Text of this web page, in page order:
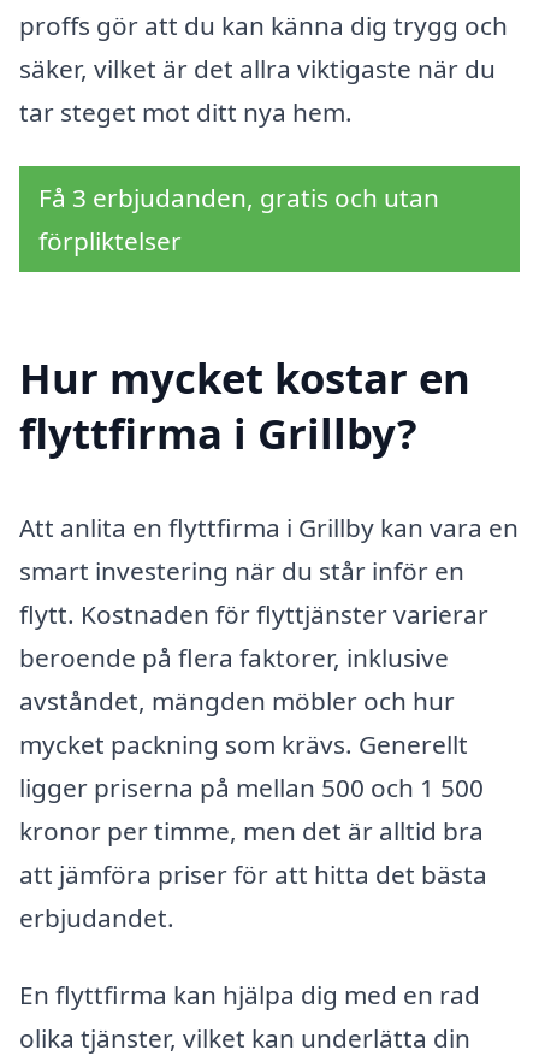
proffs gör att du kan känna dig trygg och
säker, vilket är det allra viktigaste när du
tar steget mot ditt nya hem.
Få 3 erbjudanden, gratis och utan
förpliktelser
Hur mycket kostar en
flyttfirma i Grillby?
Att anlita en flyttfirma i Grillby kan vara en
smart investering när du står inför en
flytt. Kostnaden för flyttjänster varierar
beroende på flera faktorer, inklusive
avståndet, mängden möbler och hur
mycket packning som krävs. Generellt
ligger priserna på mellan 500 och 1 500
kronor per timme, men det är alltid bra
att jämföra priser för att hitta det bästa
erbjudandet.
En flyttfirma kan hjälpa dig med en rad
olika tjänster, vilket kan underlätta din